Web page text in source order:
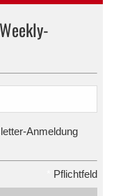
Anmeldung
Pflichtfeld